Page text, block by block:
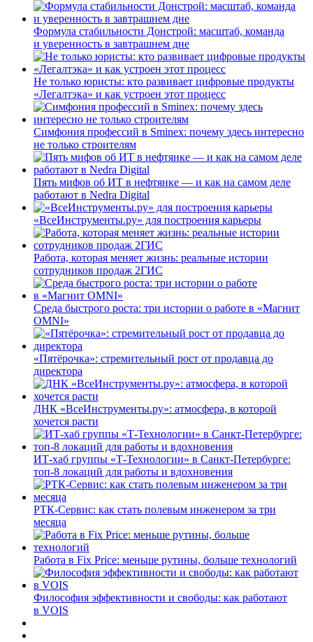
Формула стабильности Донстрой: масштаб, команда
и уверенность в завтрашнем дне
Не только юристы: кто развивает цифровые продукты
«Легалтэка» и как устроен этот процесс
Симфония профессий в Sminex: почему здесь интересно
не только строителям
Пять мифов об ИТ в нефтянке — и как на самом деле
работают в Nedra Digital
«ВсеИнструменты.ру» для построения карьеры
Работа, которая меняет жизнь: реальные истории
сотрудников продаж 2ГИС
Среда быстрого роста: три истории о работе в «Магнит
OMNI»
«Пятёрочка»: стремительный рост от продавца до
директора
ДНК «ВсеИнструменты.ру»: атмосфера, в которой
хочется расти
ИТ-хаб группы «Т-Технологии» в Санкт-Петербурге:
топ-8 локаций для работы и вдохновения
РТК-Сервис: как стать полевым инженером за три
месяца
Работа в Fix Price: меньше рутины, больше технологий
Философия эффективности и свободы: как работают
в VOIS